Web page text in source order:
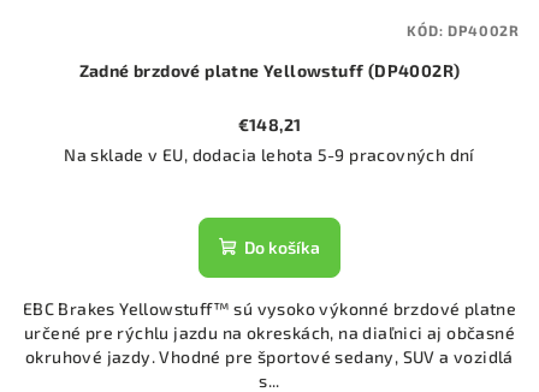
Zadné brzdové platne Yellowstuff (DP4002R)
€148,21
Na sklade v EU, dodacia lehota 5-9 pracovných dní
Do košíka
EBC Brakes Yellowstuff™ sú vysoko výkonné brzdové platne
určené pre rýchlu jazdu na okreskách, na diaľnici aj občasné
okruhové jazdy. Vhodné pre športové sedany, SUV a vozidlá
s...
KÓD:DP4002R